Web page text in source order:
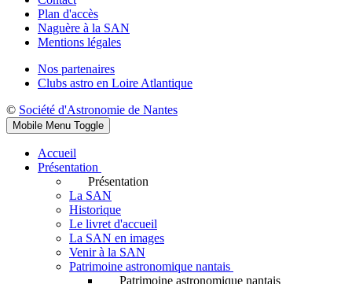
Plan d'accès
Naguère à la SAN
Mentions légales
Nos partenaires
Clubs astro en Loire Atlantique
© Société d'Astronomie de Nantes
Mobile Menu Toggle
Accueil
Présentation
Présentation
La SAN
Historique
Le livret d'accueil
La SAN en images
Venir à la SAN
Patrimoine astronomique nantais
Patrimoine astronomique nantais